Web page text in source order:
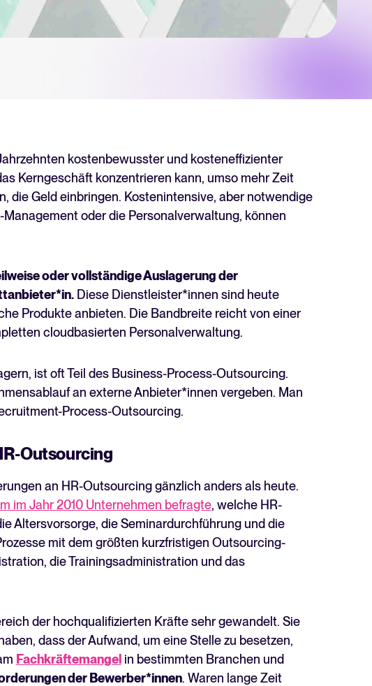
ROI-Rechner
Recruiting per WhatsApp: So
geht's smart
Lesen
kostenbewusster und kosteneffizienter
Kerngeschäft konzentrieren kann, umso mehr Zeit
die Geld einbringen. Kostenintensive, aber notwendige
oder die Personalverwaltung, können
oder vollständige Auslagerung der
Diese Dienstleister*innen sind heute
Produkte anbieten. Die Bandbreite reicht von einer
cloudbasierten Personalverwaltung.
ist oft Teil des Business-Process-Outsourcing.
an externe Anbieter*innen vergeben. Man
Process-Outsourcing.
Outsourcing
an HR-Outsourcing gänzlich anders als heute.
im Jahr 2010 Unternehmen befragte, welche HR-
Altersvorsorge, die Seminardurchführung und die
mit dem größten kurzfristigen Outsourcing-
die Trainingsadministration und das
der hochqualifizierten Kräfte sehr gewandelt. Sie
dass der Aufwand, um eine Stelle zu besetzen,
Fachkräftemangel in bestimmten Branchen und
der Bewerber*innen. Waren lange Zeit